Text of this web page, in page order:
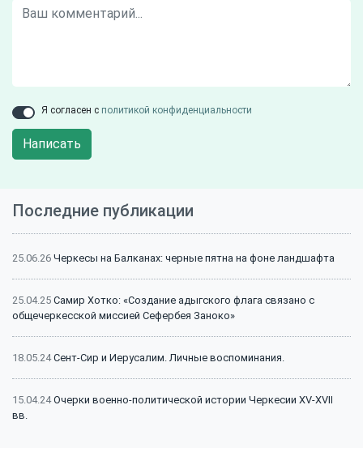
Я согласен с политикой конфиденциальности
Написать
Последние публикации
25.06.26 Черкесы на Балканах: черные пятна на фоне ландшафта
25.04.25 Самир Хотко: «Создание адыгского флага связано с
общечеркесской миссией Сефербея Заноко»
18.05.24Сент-Сир и Иерусалим. Личные воспоминания.
15.04.24Очерки военно-политической истории Черкесии XV-XVII
вв.